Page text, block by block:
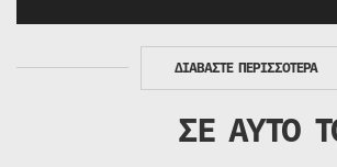
ΔΙΑΒΑΣΤΕ ΠΕΡΙΣΣΟΤΕΡΑ
ΣΕ ΑΥΤΟ